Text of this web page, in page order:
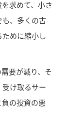
求めて、小さ
も、多くの古
めに縮小し
要が減り、そ
け取るサー
の投資の悪